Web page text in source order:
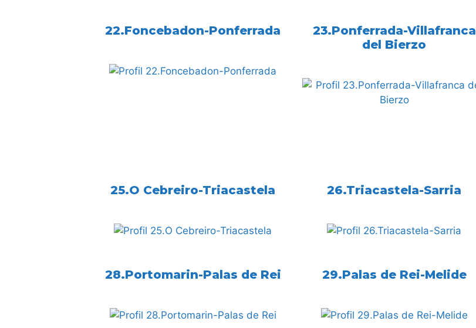
22.Foncebadon-Ponferrada
23.Ponferrada-Villafranca
del Bierzo
25.O Cebreiro-Triacastela 26.Triacastela-Sarria
28.Portomarin-Palas de Rei 29.Palas de Rei-Melide